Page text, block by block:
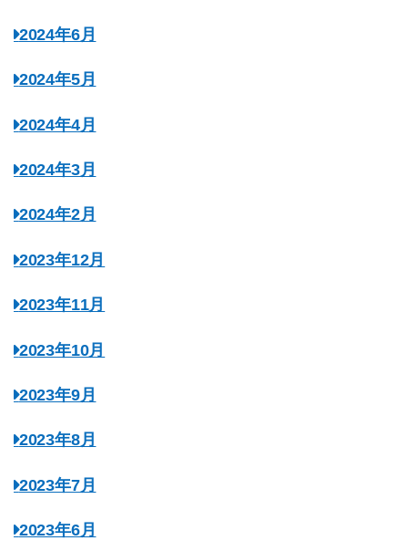
2024年6月
2024年5月
2024年4月
2024年3月
2024年2月
2023年12月
2023年11月
2023年10月
2023年9月
2023年8月
2023年7月
2023年6月